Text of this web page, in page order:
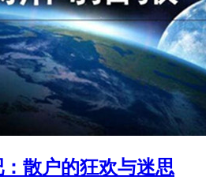
散户的狂欢与迷思